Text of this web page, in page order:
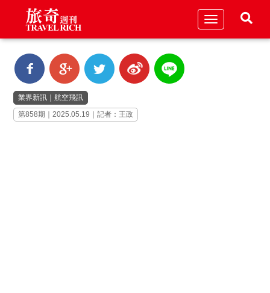
Toggle
業界新訊 ｜航空飛訊
第858期｜2025.05.19｜記者：王政